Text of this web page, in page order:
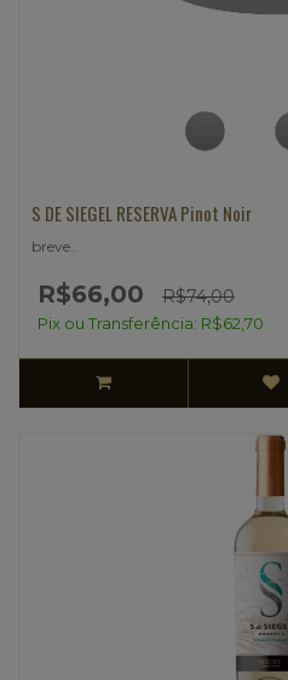
S DE SIEGEL RESERVA Pinot Noir
breve..
R$66,00 R$74,00
Pix ou Transferência: R$62,70